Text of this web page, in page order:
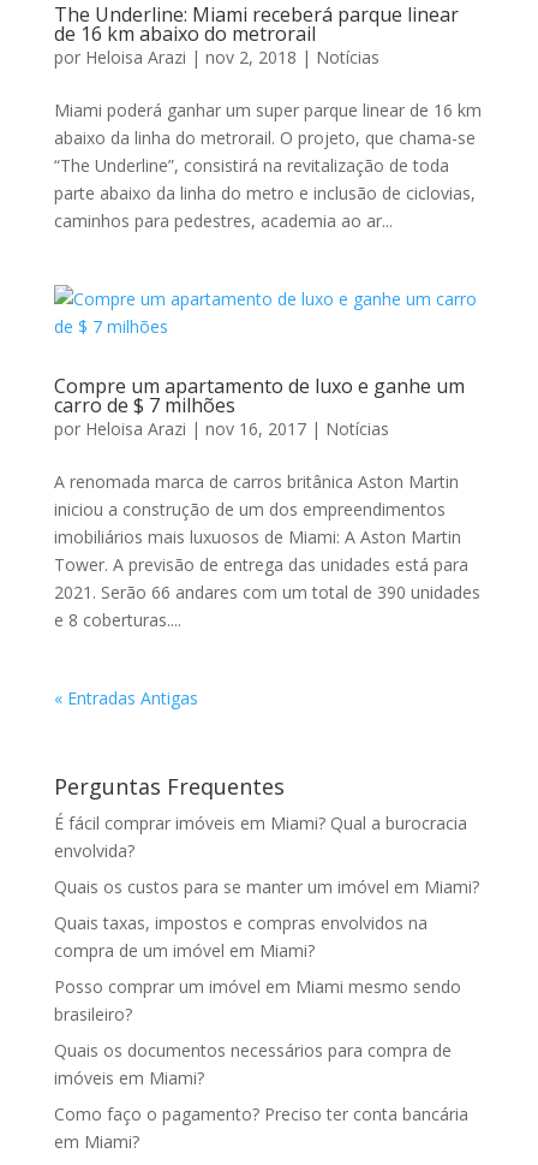
The Underline: Miami receberá parque linear
de 16 km abaixo do metrorail
por Heloisa Arazi | nov 2, 2018 | Notícias
Miami poderá ganhar um super parque linear de 16 km
abaixo da linha do metrorail. O projeto, que chama-se
“The Underline”, consistirá na revitalização de toda
parte abaixo da linha do metro e inclusão de ciclovias,
caminhos para pedestres, academia ao ar...
Compre um apartamento de luxo e ganhe um
carro de $ 7 milhões
por Heloisa Arazi | nov 16, 2017| Notícias
A renomada marca de carros britânica Aston Martin
iniciou a construção de um dos empreendimentos
imobiliários mais luxuosos de Miami: A Aston Martin
Tower. A previsão de entrega das unidades está para
2021. Serão 66 andares com um total de 390 unidades
e 8 coberturas....
« Entradas Antigas
Perguntas Frequentes
É fácil comprar imóveis em Miami? Qual a burocracia
envolvida?
Quais os custos para se manter um imóvel em Miami?
Quais taxas, impostos e compras envolvidos na
compra de um imóvel em Miami?
Posso comprar um imóvel em Miami mesmo sendo
brasileiro?
Quais os documentos necessários para compra de
imóveis em Miami?
Como faço o pagamento? Preciso ter conta bancária
em Miami?